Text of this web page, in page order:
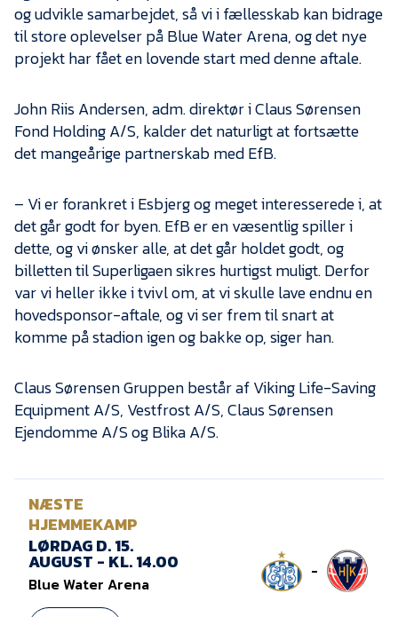
og udvikle samarbejdet, så vi i fællesskab kan bidrage
til store oplevelser på Blue Water Arena, og det nye
projekt har fået en lovende start med denne aftale.
John Riis Andersen, adm. direktør i Claus Sørensen
Fond Holding A/S, kalder det naturligt at fortsætte
det mangeårige partnerskab med EfB.
– Vi er forankret i Esbjerg og meget interesserede i, at
det går godt for byen. EfB er en væsentlig spiller i
dette, og vi ønsker alle, at det går holdet godt, og
billetten til Superligaen sikres hurtigst muligt. Derfor
var vi heller ikke i tvivl om, at vi skulle lave endnu en
hovedsponsor-aftale, og vi ser frem til snart at
komme på stadion igen og bakke op, siger han.
Claus Sørensen Gruppen består af Viking Life-Saving
Equipment A/S, Vestfrost A/S, Claus Sørensen
Ejendomme A/S og Blika A/S.
NÆSTE
HJEMMEKAMP
LØRDAG D. 15.
AUGUST - KL. 14.00
Blue Water Arena
-